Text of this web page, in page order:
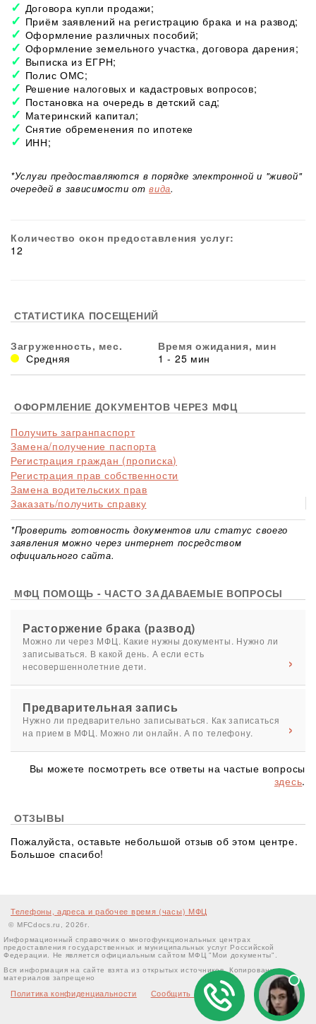
Договора купли продажи;
Приём заявлений на регистрацию брака и на развод;
Оформление различных пособий;
Оформление земельного участка, договора дарения;
Выписка из ЕГРН;
Полис ОМС;
Решение налоговых и кадастровых вопросов;
Постановка на очередь в детский сад;
Материнский капитал;
Снятие обременения по ипотеке
ИНН;
*Услуги предоставляются в порядке электронной и "живой"
очередей в зависимости отвида.
Количество окон предоставления услуг:
12
СТАТИСТИКА ПОСЕЩЕНИЙ
Загруженность, мес.
Средняя
Время ожидания, мин
1 - 25 мин
ОФОРМЛЕНИЕ ДОКУМЕНТОВ ЧЕРЕЗ МФЦ
Получить загранпаспорт
Замена/получение паспорта
Регистрация граждан (прописка)
Регистрация прав собственности
Замена водительских прав
Заказать/получить справку
*Проверить готовность документов или статус своего
заявления можно через интернет посредством
официального сайта.
МФЦ ПОМОЩЬ - ЧАСТО ЗАДАВАЕМЫЕ ВОПРОСЫ
Расторжение брака (развод)
Можно ли через МФЦ. Какие нужны документы. Нужно ли
записываться. В какой день. А если есть
несовершеннолетние дети.
Предварительная запись
Нужно ли предварительно записываться. Как записаться
на прием в МФЦ. Можно ли онлайн. А по телефону.
Вы можете посмотреть все ответы на частые вопросы
здесь.
ОТЗЫВЫ
Пожалуйста, оставьте небольшой отзыв об этом центре.
Большое спасибо!
Телефоны, адреса и рабочее время (часы) МФЦ
© MFCdocs.ru, 2026г.
Информационный справочник о многофункциональных центрах
предоставления государственных и муниципальных услуг Российской
Федерации. Не является официальным сайтом МФЦ "Мои документы".
Вся информация на сайте взята из открытых источников. Копирование
материалов запрещено
Политика конфиденциальности Сообщить об ошибке